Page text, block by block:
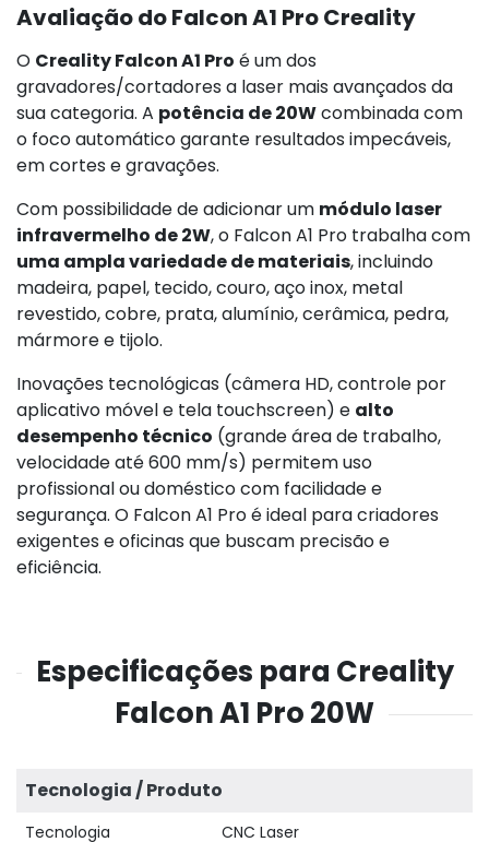
Avaliação do Falcon A1 Pro Creality
O Creality Falcon A1 Pro é um dos
gravadores/cortadores a laser mais avançados da
sua categoria. A potência de 20Wcombinada com
o foco automático garante resultados impecáveis,
em cortes e gravações.
Com possibilidade de adicionar um módulo laser
infravermelho de 2W, o Falcon A1 Pro trabalha com
uma ampla variedade de materiais, incluindo
madeira, papel, tecido, couro, aço inox, metal
revestido, cobre, prata, alumínio, cerâmica, pedra,
mármore e tijolo.
Inovações tecnológicas (câmera HD, controle por
aplicativo móvel e tela touchscreen) e alto
desempenho técnico (grande área de trabalho,
velocidade até 600 mm/s) permitem uso
profissional ou doméstico com facilidade e
segurança. O Falcon A1 Pro é ideal para criadores
exigentes e oficinas que buscam precisão e
eficiência.
Especificações para Creality
Falcon A1 Pro 20W
Tecnologia / Produto
Tecnologia
CNC Laser